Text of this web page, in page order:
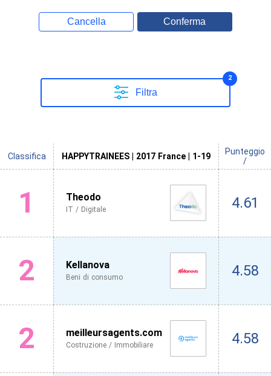
Cancella Conferma
Filtra
2
Classifica HAPPYTRAINEES | 2017 France | 1-19
Punteggio
/
1 Theodo
IT / Digitale 4.61
2 Kellanova
Beni di consumo 4.58
2 meilleursagents.com
Costruzione / Immobiliare 4.58